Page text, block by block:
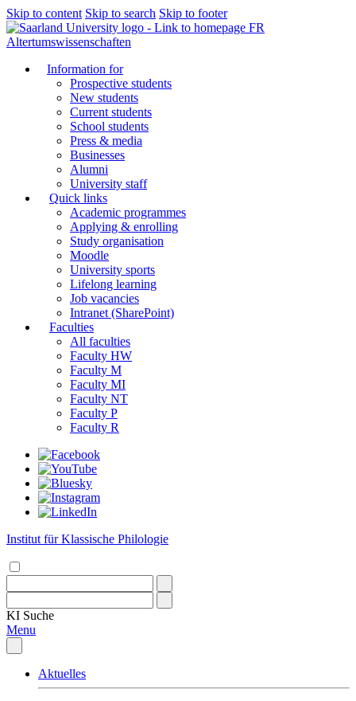
Skip to content Skip to search Skip to footer
FR
Altertumswissenschaften
Information for
Prospective students
New students
Current students
School students
Press & media
Businesses
Alumni
University staff
Quick links
Academic programmes
Applying & enrolling
Study organisation
Moodle
University sports
Lifelong learning
Job vacancies
Intranet (SharePoint)
Faculties
All faculties
Faculty HW
Faculty M
Faculty MI
Faculty NT
Faculty P
Faculty R
Institut für Klassische Philologie
KI Suche
Menu
Aktuelles